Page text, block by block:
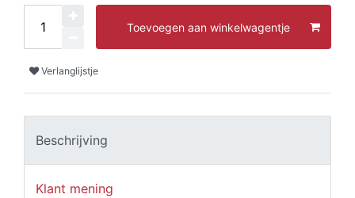
Toevoegen aan winkelwagentje
Verlanglijstje
Beschrijving
Klant mening